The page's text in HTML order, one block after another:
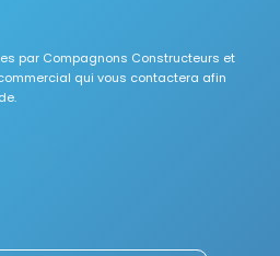
par Compagnons Constructeurs et
qui vous contactera afin